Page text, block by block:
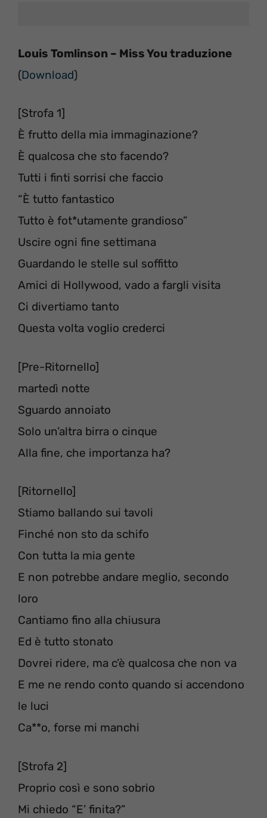
Louis Tomlinson – Miss You traduzione
(Download)
[Strofa 1]
È frutto della mia immaginazione?
È qualcosa che sto facendo?
Tutti i finti sorrisi che faccio
“È tutto fantastico
Tutto è fot*utamente grandioso”
Uscire ogni fine settimana
Guardando le stelle sul soffitto
Amici di Hollywood, vado a fargli visita
Ci divertiamo tanto
Questa volta voglio crederci
[Pre-Ritornello]
martedì notte
Sguardo annoiato
Solo un’altra birra o cinque
Alla fine, che importanza ha?
[Ritornello]
Stiamo ballando sui tavoli
Finché non sto da schifo
Con tutta la mia gente
E non potrebbe andare meglio, secondo
loro
Cantiamo fino alla chiusura
Ed è tutto stonato
Dovrei ridere, ma c’è qualcosa che non va
E me ne rendo conto quando si accendono
le luci
Ca**o, forse mi manchi
[Strofa 2]
Proprio così e sono sobrio
Mi chiedo “E’ finita?”